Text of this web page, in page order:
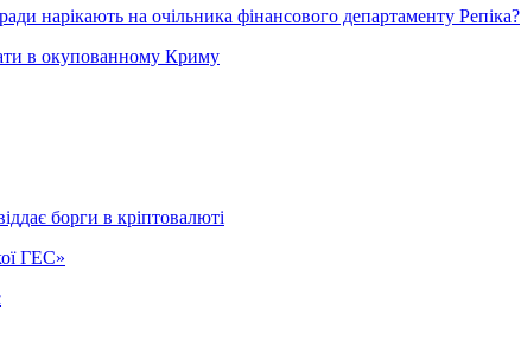
нарікають на очільника фінансового департаменту Репіка?
в окупованному Криму
борги в кріптовалюті
ГЕС»